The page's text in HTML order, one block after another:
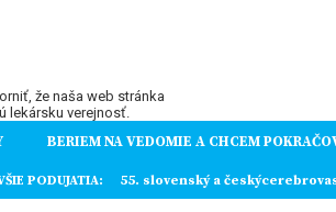
že naša web stránka
lekársku verejnosť.
BERIEM NA VEDOMIE A CHCEM
PODUJATIA: 55. slovenský a